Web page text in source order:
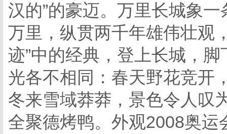
汉的”的豪迈。万里长城象
万里，纵贯两千年雄伟壮观
迹”中的经典，登上长城，
光各不相同：春天野花竞开
冬来雪域莽莽，景色令人叹
全聚德烤鸭。外观2008奥